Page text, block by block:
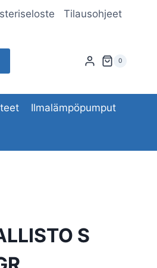
Tilausohjeet
0
Ilmalämpöpumput
S